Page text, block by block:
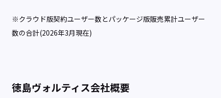
※クラウド版契約ユーザー数とパッケージ版販売累計ユーザー
数の合計(2026年3月現在)
徳島ヴォルティス会社概要